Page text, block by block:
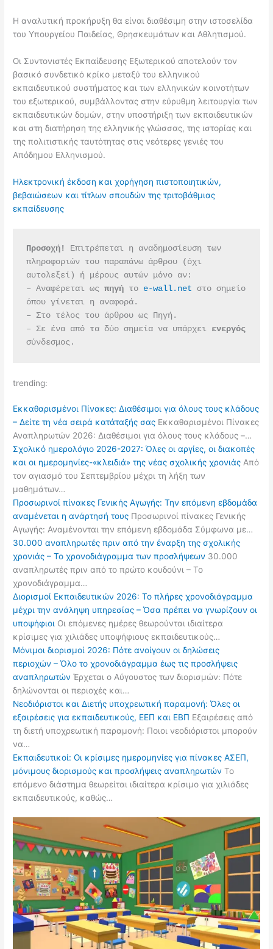
Η αναλυτική προκήρυξη θα είναι διαθέσιμη στην ιστοσελίδα
του Υπουργείου Παιδείας, Θρησκευμάτων και Αθλητισμού.
Οι Συντονιστές Εκπαίδευσης Εξωτερικού αποτελούν τον
βασικό συνδετικό κρίκο μεταξύ του ελληνικού
εκπαιδευτικού συστήματος και των ελληνικών κοινοτήτων
του εξωτερικού, συμβάλλοντας στην εύρυθμη λειτουργία των
εκπαιδευτικών δομών, στην υποστήριξη των εκπαιδευτικών
και στη διατήρηση της ελληνικής γλώσσας, της ιστορίας και
της πολιτιστικής ταυτότητας στις νεότερες γενιές του
Απόδημου Ελληνισμού.
Ηλεκτρονική έκδοση και χορήγηση πιστοποιητικών,
βεβαιώσεων και τίτλων σπουδών της τριτοβάθμιας
εκπαίδευσης
Προσοχή!
Επιτρέπεται η αναδημοσίευση των
πληροφοριών του παραπάνω άρθρου (όχι
αυτολεξεί) ή μέρους αυτών μόνο αν:
– Αναφέρεται ως πηγή το e-wall.net στο σημείο
όπου γίνεται η αναφορά.
– Στο τέλος του άρθρου ως Πηγή.
– Σε ένα από τα δύο σημεία να υπάρχει
σύνδεσμος.
trending:
Εκκαθαρισμένοι Πίνακες: Διαθέσιμοι για όλους τους κλάδους
– Δείτε τη νέα σειρά κατάταξής σας Εκκαθαρισμένοι Πίνακες
Αναπληρωτών 2026: Διαθέσιμοι για όλους τους κλάδους –…
Σχολικό ημερολόγιο 2026-2027: Όλες οι αργίες, οι διακοπές
και οι ημερομηνίες-«κλειδιά» της νέας σχολικής χρονιάς Από
τον αγιασμό του Σεπτεμβρίου μέχρι τη λήξη των
μαθημάτων…
Προσωρινοί πίνακες Γενικής Αγωγής: Την επόμενη εβδομάδα
αναμένεται η ανάρτησή τους Προσωρινοί πίνακες Γενικής
Αγωγής: Αναμένονται την επόμενη εβδομάδα Σύμφωνα με…
30.000 αναπληρωτές πριν από την έναρξη της σχολικής
χρονιάς – Το χρονοδιάγραμμα των προσλήψεων 30.000
αναπληρωτές πριν από το πρώτο κουδούνι – Το
χρονοδιάγραμμα…
Διορισμοί Εκπαιδευτικών 2026: Το πλήρες χρονοδιάγραμμα
μέχρι την ανάληψη υπηρεσίας – Όσα πρέπει να γνωρίζουν οι
υποψήφιοι Οι επόμενες ημέρες θεωρούνται ιδιαίτερα
κρίσιμες για χιλιάδες υποψήφιους εκπαιδευτικούς…
Μόνιμοι διορισμοί 2026: Πότε ανοίγουν οι δηλώσεις
περιοχών – Όλο το χρονοδιάγραμμα έως τις προσλήψεις
αναπληρωτών Έρχεται ο Αύγουστος των διορισμών: Πότε
δηλώνονται οι περιοχές και…
Νεοδιόριστοι και Διετής υποχρεωτική παραμονή: Όλες οι
εξαιρέσεις για εκπαιδευτικούς, ΕΕΠ και ΕΒΠ Εξαιρέσεις από
τη διετή υποχρεωτική παραμονή: Ποιοι νεοδιόριστοι μπορούν
να…
Εκπαιδευτικοί: Οι κρίσιμες ημερομηνίες για πίνακες ΑΣΕΠ,
μόνιμους διορισμούς και προσλήψεις αναπληρωτών Το
επόμενο διάστημα θεωρείται ιδιαίτερα κρίσιμο για χιλιάδες
εκπαιδευτικούς, καθώς…